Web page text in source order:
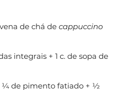
de chá de cappuccino
integrais + 1 c. de sopa de
¼ de pimento fatiado + ½